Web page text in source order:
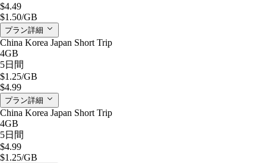
$4.49
$1.50/GB
プラン詳細
China Korea Japan Short Trip
4GB
5日間
$1.25/GB
$4.99
プラン詳細
China Korea Japan Short Trip
4GB
5日間
$4.99
$1.25/GB